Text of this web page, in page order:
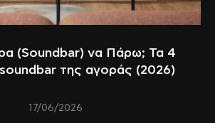
(Soundbar) να Πάρω; Τα 4
της αγοράς (2026)
17/06/2026